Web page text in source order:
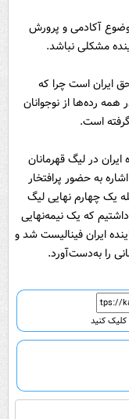
آکادمی و پرورش
مشکلی نباشد.
ایران است چرا که
همه رده‌ها از نوجوانان
است.
همچنین برای هر 4 نماینده ایران در لیگ قهرمانان
به حضور پرافتخار
یک چهارم نهایی لیگ
که یک نیمه‌نهایی
ایران فینالیست شد و
را به‌دست‌آورد.
کلیک کنید